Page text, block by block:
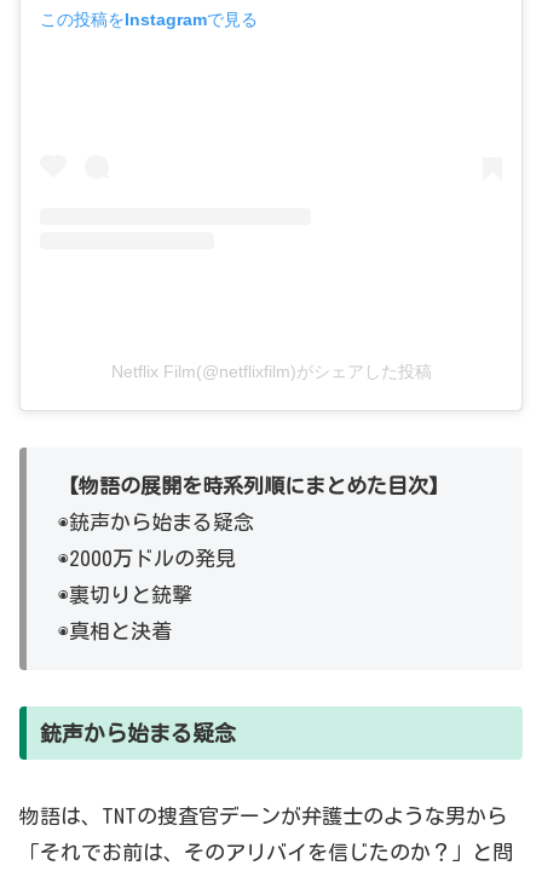
この投稿をInstagramで見る
Netflix Film(@netflixfilm)がシェアした投稿
【物語の展開を時系列順にまとめた目次】
◉銃声から始まる疑念
◉2000万ドルの発見
◉裏切りと銃撃
◉真相と決着
銃声から始まる疑念
物語は、TNTの捜査官デーンが弁護士のような男から
「それでお前は、そのアリバイを信じたのか？」と問